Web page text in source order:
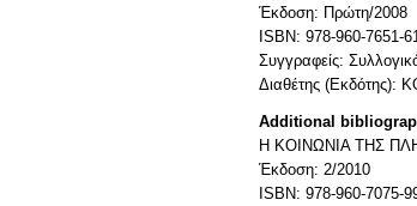
Έκδοση: Πρώτη/2008
ISBN: 978-960-7651-
Συγγραφείς:
Διαθέτης
Additional
Η ΚΟΙΝΩΝΙΑ ΤΗΣ
Έκδοση: 2/2010
ISBN: 978-960-7075-